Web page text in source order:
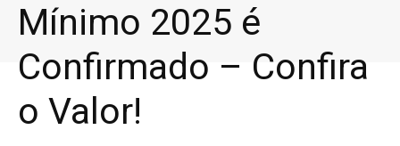
Mínimo 2025 é
Confirmado – Confira
o Valor!